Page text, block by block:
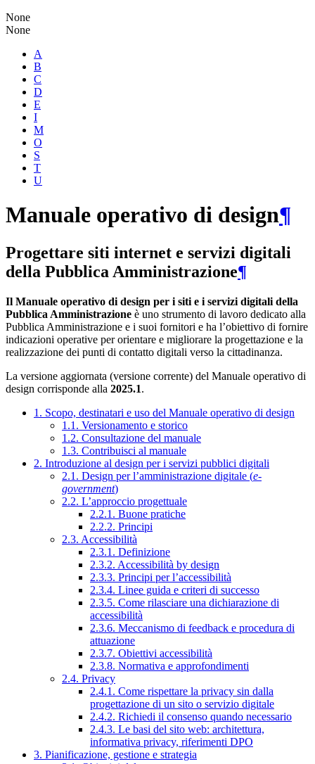
None
None
A
B
C
D
E
I
M
O
S
T
U
Manuale operativo di design¶
Progettare siti internet e servizi digitali
della Pubblica Amministrazione¶
Il Manuale operativo di design per i siti e i servizi digitali della
Pubblica Amministrazione è uno strumento di lavoro dedicato alla
Pubblica Amministrazione e i suoi fornitori e ha l’obiettivo di fornire
indicazioni operative per orientare e migliorare la progettazione e la
realizzazione dei punti di contatto digitali verso la cittadinanza.
La versione aggiornata (versione corrente) del Manuale operativo di
design corrisponde alla 2025.1.
1. Scopo, destinatari e uso del Manuale operativo di design
1.1. Versionamento e storico
1.2. Consultazione del manuale
1.3. Contribuisci al manuale
2. Introduzione al design per i servizi pubblici digitali
2.1. Design per l’amministrazione digitale (e-
government)
2.2. L’approccio progettuale
2.2.1. Buone pratiche
2.2.2. Principi
2.3. Accessibilità
2.3.1. Definizione
2.3.2. Accessibilità by design
2.3.3. Principi per l’accessibilità
2.3.4. Linee guida e criteri di successo
2.3.5. Come rilasciare una dichiarazione di
accessibilità
2.3.6. Meccanismo di feedback e procedura di
attuazione
2.3.7. Obiettivi accessibilità
2.3.8. Normativa e approfondimenti
2.4. Privacy
2.4.1. Come rispettare la privacy sin dalla
progettazione di un sito o servizio digitale
2.4.2. Richiedi il consenso quando necessario
2.4.3. Le basi del sito web: architettura,
informativa privacy, riferimenti DPO
3. Pianificazione, gestione e strategia